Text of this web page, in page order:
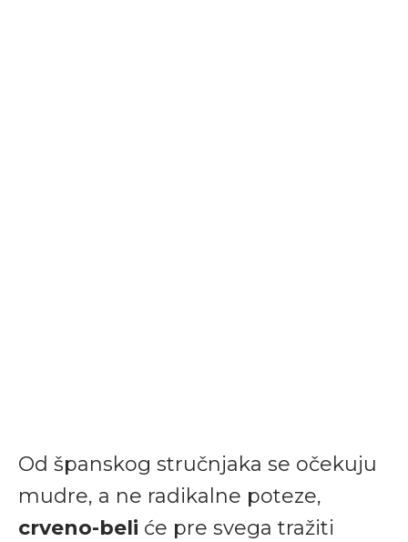
Od španskog stručnjaka se očekuju
mudre, a ne radikalne poteze,
crveno-beli će pre svega tražiti